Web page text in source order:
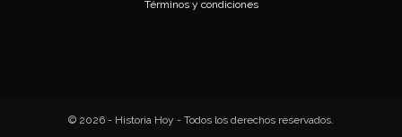
Términos y condiciones
© 2026 - Historia Hoy - Todos los derechos reservados.